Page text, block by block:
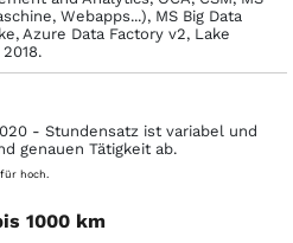
Webapps...), MS Big Data
Azure Data Factory v2, Lake
- Stundensatz ist variabel und
genauen Tätigkeit ab.
hoch.
1000 km